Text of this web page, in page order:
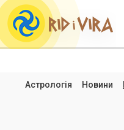
Астрологія Новини